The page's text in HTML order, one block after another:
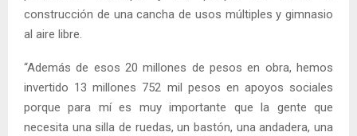
construcción de una cancha de usos múltiples y gimnasio
al aire libre.
“Además de esos 20 millones de pesos en obra, hemos
invertido 13 millones 752 mil pesos en apoyos sociales
porque para mí es muy importante que la gente que
necesita una silla de ruedas, un bastón, una andadera, una